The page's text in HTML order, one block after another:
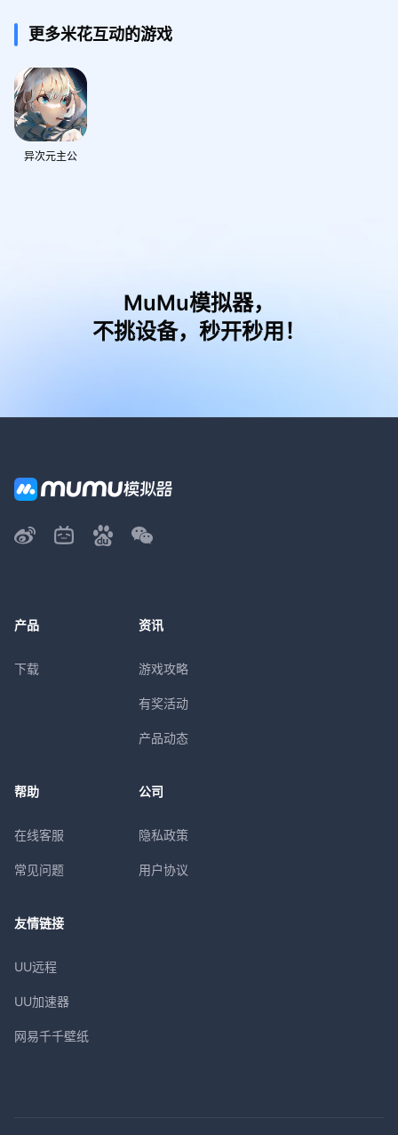
更多米花互动的游戏
异次元主公
MuMu模拟器，
不挑设备，秒开秒用！
产品
下载
资讯
游戏攻略
有奖活动
产品动态
帮助
在线客服
常见问题
公司
隐私政策
用户协议
友情链接
UU远程
UU加速器
网易千千壁纸